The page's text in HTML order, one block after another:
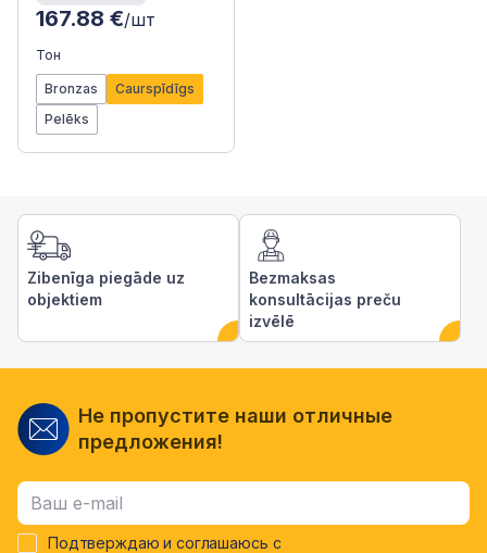
167.88 €/шт
Тон
Bronzas
Caurspīdīgs
Pelēks
Zibenīga piegāde uz
objektiem
Bezmaksas
konsultācijas preču
izvēlē
Не пропустите наши отличные
предложения!
Подтверждаю и соглашаюсь с